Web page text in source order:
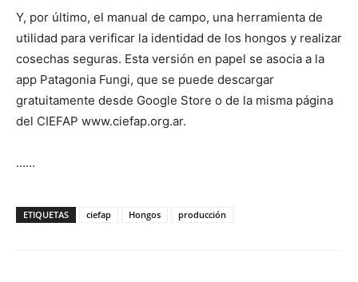
Y, por último, el manual de campo, una herramienta de
utilidad para verificar la identidad de los hongos y realizar
cosechas seguras. Esta versión en papel se asocia a la
app Patagonia Fungi, que se puede descargar
gratuitamente desde Google Store o de la misma página
del CIEFAP www.ciefap.org.ar.
……
ETIQUETAS ciefap Hongos producción